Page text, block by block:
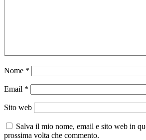
Nome *
Email *
Sito web
Salva il mio nome, email e sito web in
prossima volta che commento.